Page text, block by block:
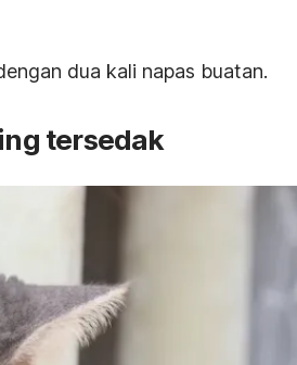
dua kali napas buatan.
tersedak